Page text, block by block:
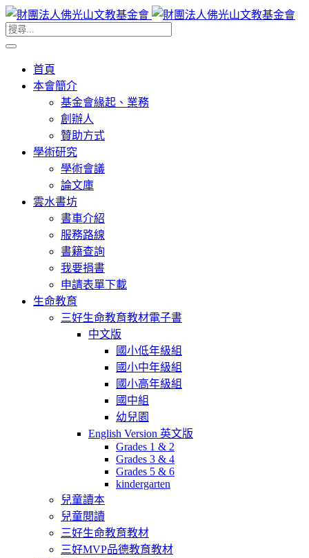
首頁
本會簡介
基金會緣起、業務
創辦人
贊助方式
學術研究
學術會議
論文庫
雲水書坊
書車介紹
服務路線
書籍查詢
我要捐書
申請表單下載
生命教育
三好生命教育教材電子書
中文版
國小低年級組
國小中年級組
國小高年級組
國中組
幼兒園
English Version 英文版
Grades 1 & 2
Grades 3 & 4
Grades 5 & 6
kindergarten
兒童讀本
兒童閱讀
三好生命教育教材
三好MVP品德教育教材